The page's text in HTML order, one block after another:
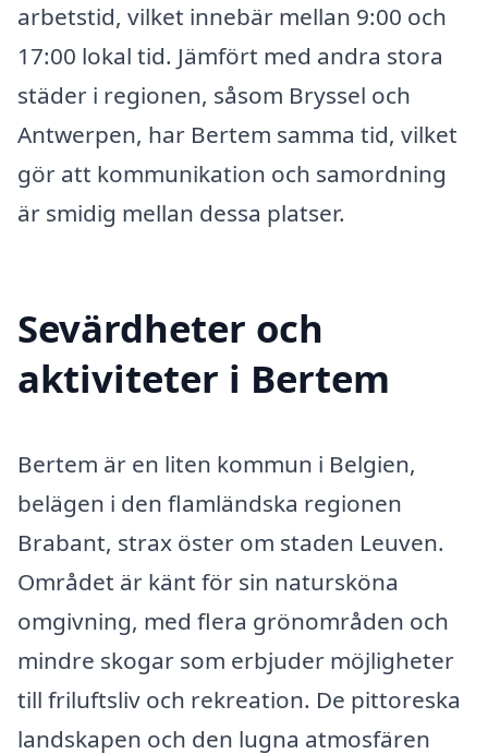
arbetstid, vilket innebär mellan 9:00 och
17:00 lokal tid. Jämfört med andra stora
städer i regionen, såsom Bryssel och
Antwerpen, har Bertem samma tid, vilket
gör att kommunikation och samordning
är smidig mellan dessa platser.
Sevärdheter och
aktiviteter i Bertem
Bertem är en liten kommun i Belgien,
belägen i den flamländska regionen
Brabant, strax öster om staden Leuven.
Området är känt för sin natursköna
omgivning, med flera grönområden och
mindre skogar som erbjuder möjligheter
till friluftsliv och rekreation. De pittoreska
landskapen och den lugna atmosfären